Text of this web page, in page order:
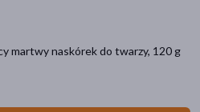
martwy naskórek do twarzy, 120 g